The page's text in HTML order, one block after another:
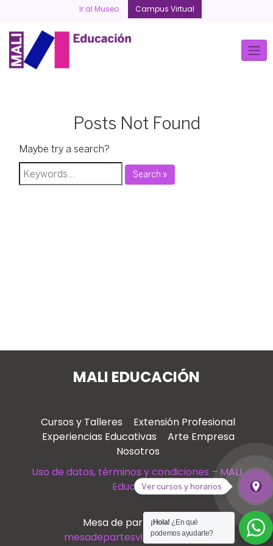
content
Ir al Museo Campus Virtual
Posts Not Found
Maybe try a search?
Search »
MALI EDUCACIÓN
Cursos y Talleres
Extensión Profesional
Experiencias Educativas
Arte Empresa
Nosotros
Uso de datos, términos y condiciones – MALI
Educación
Mesa de partes virtual
mesadepartesvirtual@mali.pe
¡Hola! ¿En qué
podemos ayudarte?
Ver
place
Ver cursos y horarios